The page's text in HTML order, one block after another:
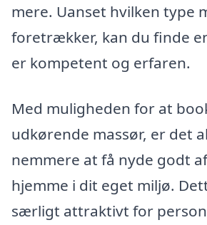
mere. Uanset hvilken type
foretrækker, kan du finde
er kompetent og erfaren.
Med muligheden for at
udkørende massør, er det
nemmere at få nyde godt
hjemme i dit eget miljø.
særligt attraktivt for